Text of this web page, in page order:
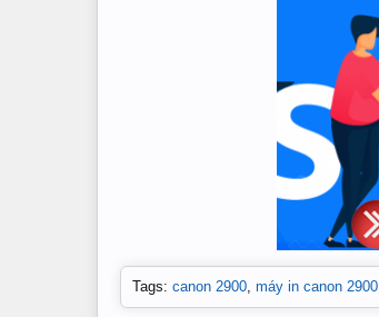
Tags: canon 2900 máy in canon 2900